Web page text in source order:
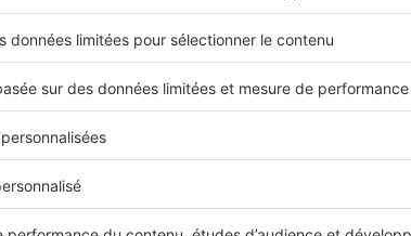
France
Futurs propriétaires : nos
véranda dans votre projet
Vous souhaitez devenir propriétaire
la construction de votre maison ou